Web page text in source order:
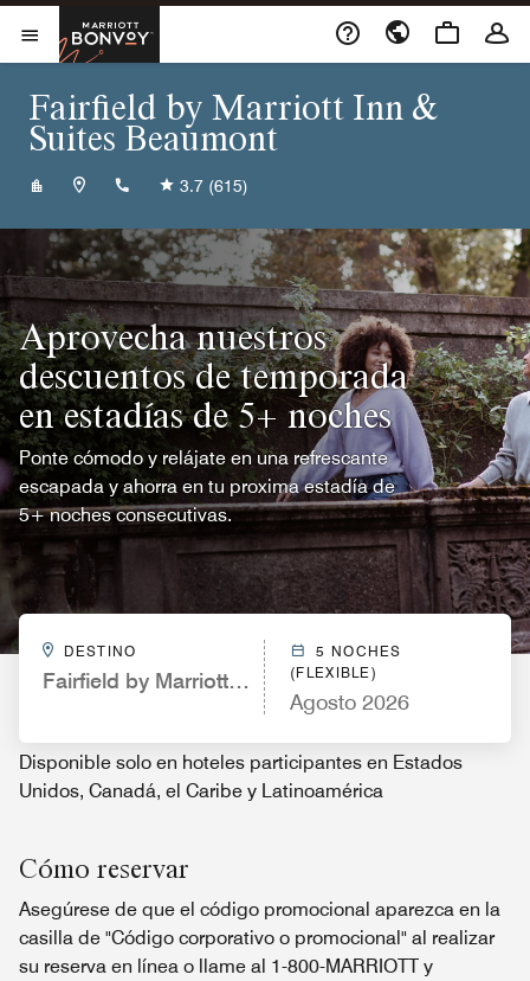
Skip to Content
Abrir el menú
Marriott Bonvoy
Fairfield by Marriott Inn &
Suites Beaumont
+14098405751
3.7 (615)
Aprovecha nuestros
descuentos de temporada
en estadías de 5+ noches
Ponte cómodo y relájate en una refrescante
escapada y ahorra en tu proxima estadía de
5+ noches consecutivas.
DESTINO
Fairfield by Marriott Inn & Suites Beaumont
5 NOCHES
(FLEXIBLE)
Agosto 2026
Disponible solo en hoteles participantes en Estados
Unidos, Canadá, el Caribe y Latinoamérica
Cómo reservar
Asegúrese de que el código promocional aparezca en la
casilla de "Código corporativo o promocional" al realizar
su reserva en línea o llame al 1-800-MARRIOTT y